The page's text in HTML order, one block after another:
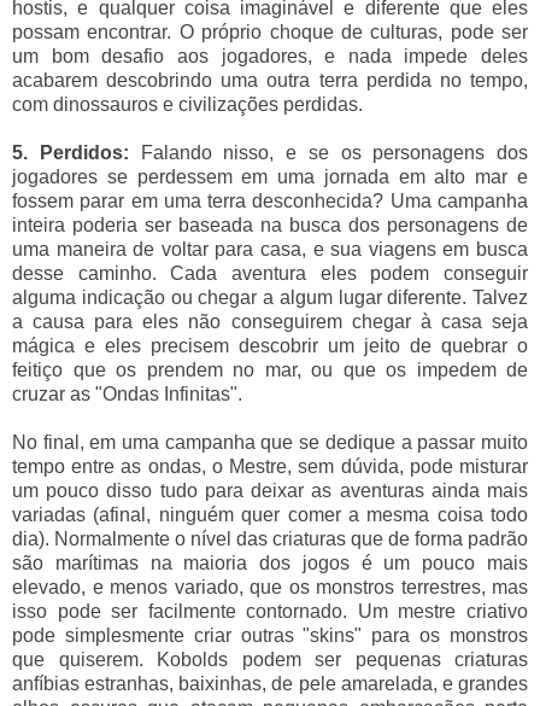
hostis, e qualquer coisa imaginável e diferente que eles
possam encontrar. O próprio choque de culturas, pode ser
um bom desafio aos jogadores, e nada impede deles
acabarem descobrindo uma outra terra perdida no tempo,
com dinossauros e civilizações perdidas.
5. Perdidos: Falando nisso, e se os personagens dos
jogadores se perdessem em uma jornada em alto mar e
fossem parar em uma terra desconhecida? Uma campanha
inteira poderia ser baseada na busca dos personagens de
uma maneira de voltar para casa, e sua viagens em busca
desse caminho. Cada aventura eles podem conseguir
alguma indicação ou chegar a algum lugar diferente. Talvez
a causa para eles não conseguirem chegar à casa seja
mágica e eles precisem descobrir um jeito de quebrar o
feitiço que os prendem no mar, ou que os impedem de
cruzar as "Ondas Infinitas".
No final, em uma campanha que se dedique a passar muito
tempo entre as ondas, o Mestre, sem dúvida, pode misturar
um pouco disso tudo para deixar as aventuras ainda mais
variadas (afinal, ninguém quer comer a mesma coisa todo
dia). Normalmente o nível das criaturas que de forma padrão
são marítimas na maioria dos jogos é um pouco mais
elevado, e menos variado, que os monstros terrestres, mas
isso pode ser facilmente contornado. Um mestre criativo
pode simplesmente criar outras "skins" para os monstros
que quiserem. Kobolds podem ser pequenas criaturas
anfíbias estranhas, baixinhas, de pele amarelada, e grandes